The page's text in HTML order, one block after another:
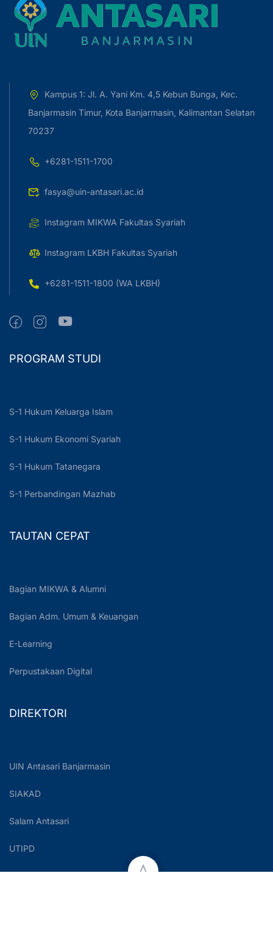
Kampus 1: Jl. A. Yani Km. 4,5 Kebun Bunga, Kec.
Banjarmasin Timur, Kota Banjarmasin, Kalimantan Selatan
70237
+6281-1511-1700
fasya@uin-antasari.ac.id
Instagram MIKWA Fakultas Syariah
Instagram LKBH Fakultas Syariah
+6281-1511-1800 (WA LKBH)
PROGRAM STUDI
S-1 Hukum Keluarga Islam
S-1 Hukum Ekonomi Syariah
S-1 Hukum Tatanegara
S-1 Perbandingan Mazhab
TAUTAN CEPAT
Bagian MIKWA & Alumni
Bagian Adm. Umum & Keuangan
E-Learning
Perpustakaan Digital
DIREKTORI
UIN Antasari Banjarmasin
SIAKAD
Salam Antasari
UTIPD